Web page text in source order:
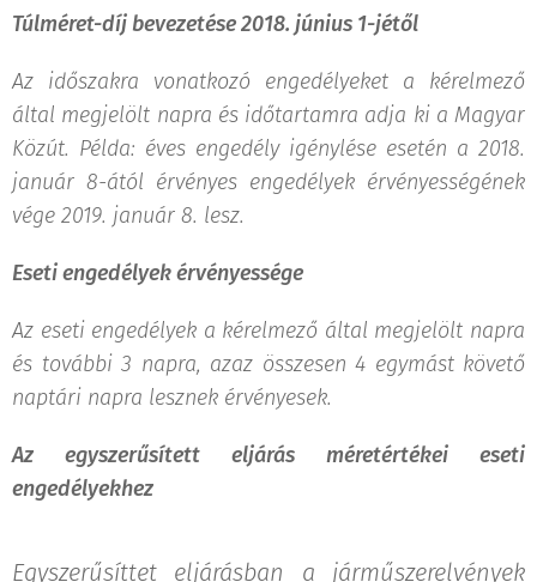
Túlméret-díj bevezetése 2018. június 1-jétől
Az időszakra vonatkozó engedélyeket a kérelmező
által megjelölt napra és időtartamra adja ki a Magyar
Közút. Példa: éves engedély igénylése esetén a 2018.
január 8-ától érvényes engedélyek érvényességének
vége 2019. január 8. lesz.
Eseti engedélyek érvényessége
Az eseti engedélyek a kérelmező által megjelölt napra
és további 3 napra, azaz összesen 4 egymást követő
naptári napra lesznek érvényesek.
Az egyszerűsített eljárás méretértékei eseti
engedélyekhez
Egyszerűsíttet eljárásban a járműszerelvények